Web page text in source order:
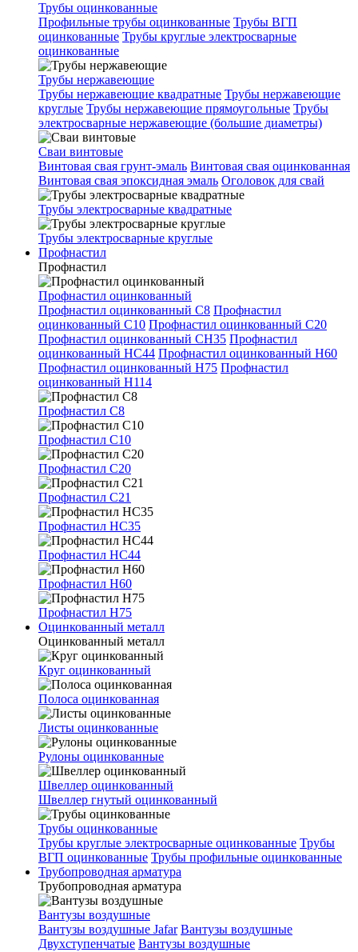
Трубы оцинкованные
Профильные трубы оцинкованные Трубы ВГП
оцинкованные Трубы круглые электросварные
оцинкованные
Трубы нержавеющие
Трубы нержавеющие квадратные Трубы нержавеющие
круглые Трубы нержавеющие прямоугольные Трубы
электросварные нержавеющие (большие диаметры)
Сваи винтовые
Винтовая свая грунт-эмаль Винтовая свая оцинкованная
Винтовая свая эпоксидная эмаль Оголовок для свай
Трубы электросварные квадратные
Трубы электросварные круглые
Профнастил
Профнастил
Профнастил оцинкованный
Профнастил оцинкованный С8 Профнастил
оцинкованный С10 Профнастил оцинкованный С20
Профнастил оцинкованный СН35 Профнастил
оцинкованный НС44 Профнастил оцинкованный Н60
Профнастил оцинкованный Н75 Профнастил
оцинкованный Н114
Профнастил С8
Профнастил С10
Профнастил С20
Профнастил С21
Профнастил НС35
Профнастил НС44
Профнастил Н60
Профнастил Н75
Оцинкованный металл
Оцинкованный металл
Круг оцинкованный
Полоса оцинкованная
Листы оцинкованные
Рулоны оцинкованные
Швеллер оцинкованный
Швеллер гнутый оцинкованный
Трубы оцинкованные
Трубы круглые электросварные оцинкованные Трубы
ВГП оцинкованные Трубы профильные оцинкованные
Трубопроводная арматура
Трубопроводная арматура
Вантузы воздушные
Вантузы воздушные Jafar Вантузы воздушные
Двухступенчатые Вантузы воздушные